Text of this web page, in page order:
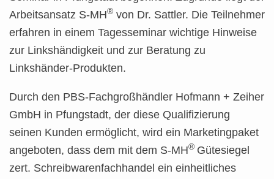
Arbeitsansatz S-MH® von Dr. Sattler. Die Teilnehmer
erfahren in einem Tagesseminar wichtige Hinweise
zur Linkshändigkeit und zur Beratung zu
Linkshänder-Produkten.
Durch den PBS-Fachgroßhändler Hofmann + Zeiher
GmbH in Pfungstadt, der diese Qualifizierung
seinen Kunden ermöglicht, wird ein Marketingpaket
angeboten, dass dem mit dem S-MH® Gütesiegel
zert. Schreibwarenfachhandel ein einheitliches